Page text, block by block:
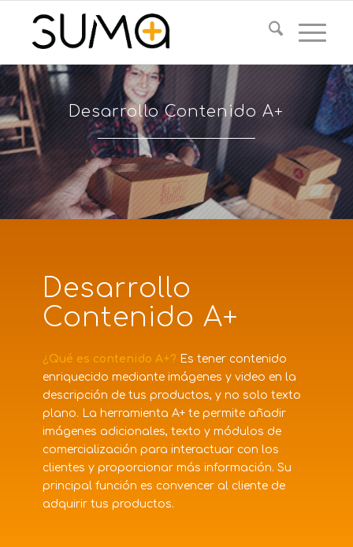
Desarrollo Contenido A+
Desarrollo
Contenido A+
¿Qué es contenido A+? Es tener contenido
enriquecido mediante imágenes y video en la
descripción de tus productos, y no solo texto
plano. La herramienta A+ te permite añadir
imágenes adicionales, texto y módulos de
comercialización para interactuar con los
clientes y proporcionar más información. Su
principal función es convencer al cliente de
adquirir tus productos.